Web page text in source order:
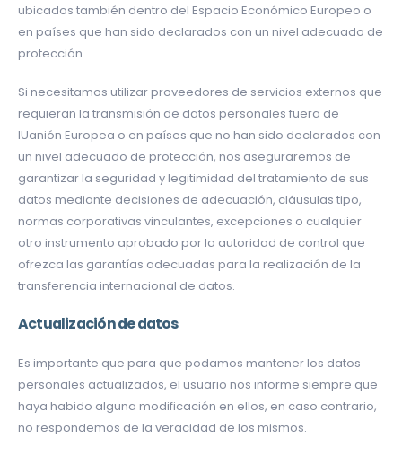
ubicados también dentro del Espacio Económico Europeo o
en países que han sido declarados con un nivel adecuado de
protección.
Si necesitamos utilizar proveedores de servicios externos que
requieran la transmisión de datos personales fuera de
lUanión Europea o en países que no han sido declarados con
un nivel adecuado de protección, nos aseguraremos de
garantizar la seguridad y legitimidad del tratamiento de sus
datos mediante decisiones de adecuación, cláusulas tipo,
normas corporativas vinculantes, excepciones o cualquier
otro instrumento aprobado por la autoridad de control que
ofrezca las garantías adecuadas para la realización de la
transferencia internacional de datos.
Actualización de datos
Es importante que para que podamos mantener los datos
personales actualizados, el usuario nos informe siempre que
haya habido alguna modificación en ellos, en caso contrario,
no respondemos de la veracidad de los mismos.